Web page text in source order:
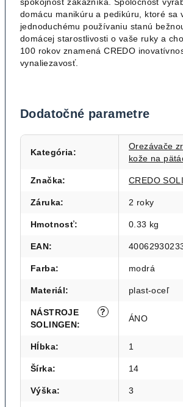
domácu manikúru a pedikúru, ktoré sa
jednoduchému používaniu stanú
domácej starostlivosti o vaše ruky a
100 rokov znamená CREDO
vynaliezavosť.
Dodatočné parametre
Kategória:
Orezávače
kože na
Značka: CREDO
Záruka: 2 roky
Hmotnosť: 0.33 kg
EAN:
Farba: modrá
Materiál: plast-oceľ
?
NÁSTROJE
SOLINGEN:
ÁNO
Hĺbka: 1
Šírka: 14
Výška: 3